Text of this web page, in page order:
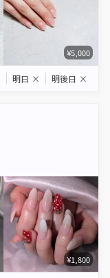
¥5,000
明日 × 明後日 ×
¥1,800